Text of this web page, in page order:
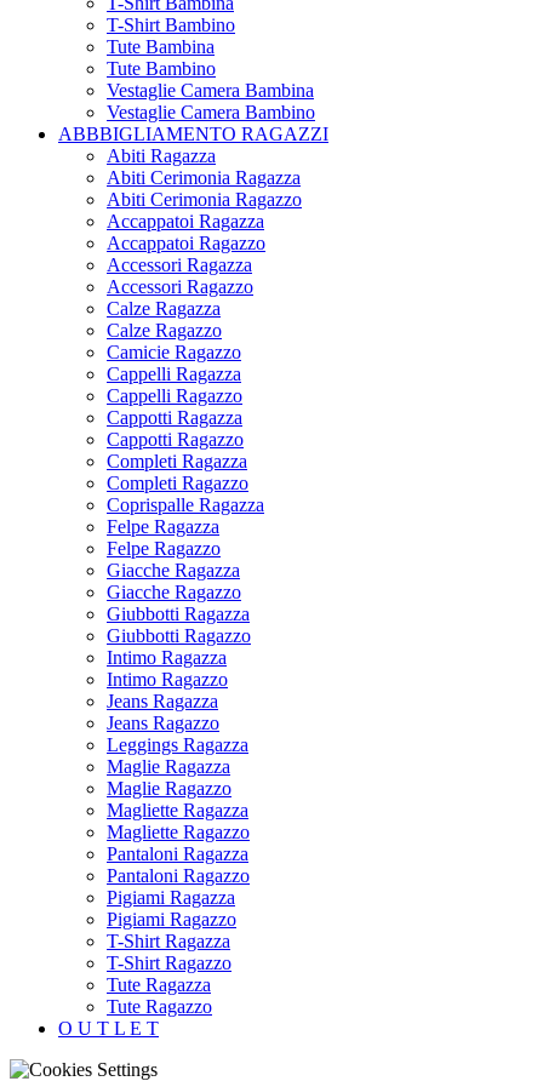
T-Shirt Bambino
Tute Bambina
Tute Bambino
Vestaglie Camera Bambina
Vestaglie Camera Bambino
ABBBIGLIAMENTO RAGAZZI
Abiti Ragazza
Abiti Cerimonia Ragazza
Abiti Cerimonia Ragazzo
Accappatoi Ragazza
Accappatoi Ragazzo
Accessori Ragazza
Accessori Ragazzo
Calze Ragazza
Calze Ragazzo
Camicie Ragazzo
Cappelli Ragazza
Cappelli Ragazzo
Cappotti Ragazza
Cappotti Ragazzo
Completi Ragazza
Completi Ragazzo
Coprispalle Ragazza
Felpe Ragazza
Felpe Ragazzo
Giacche Ragazza
Giacche Ragazzo
Giubbotti Ragazza
Giubbotti Ragazzo
Intimo Ragazza
Intimo Ragazzo
Jeans Ragazza
Jeans Ragazzo
Leggings Ragazza
Maglie Ragazza
Maglie Ragazzo
Magliette Ragazza
Magliette Ragazzo
Pantaloni Ragazza
Pantaloni Ragazzo
Pigiami Ragazza
Pigiami Ragazzo
T-Shirt Ragazza
T-Shirt Ragazzo
Tute Ragazza
Tute Ragazzo
O U T L E T